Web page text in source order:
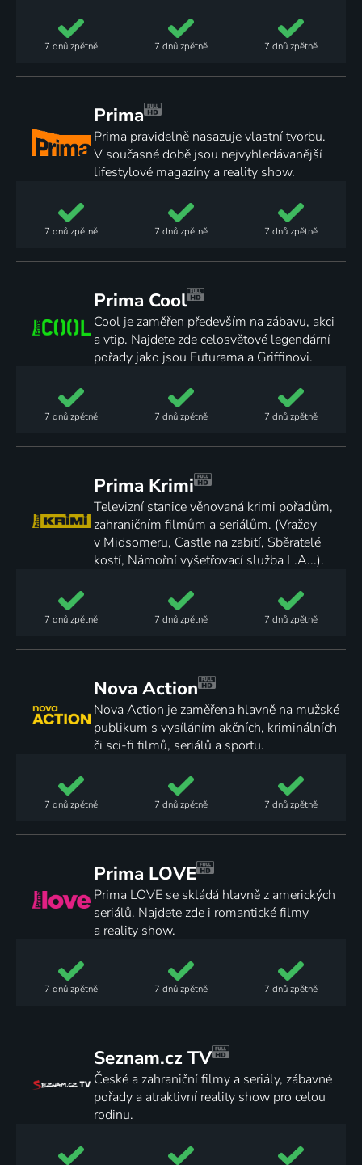
7 dnůzpětně 7 dnůzpětně 7 dnůzpětně
Prima
Prima pravidelně nasazuje vlastní tvorbu.
V současné době jsou nejvyhledávanější
lifestylové magazíny a reality show.
7 dnůzpětně 7 dnůzpětně 7 dnůzpětně
Prima Cool
Cool je zaměřen především na zábavu, akci
a vtip. Najdete zde celosvětové legendární
pořady jako jsou Futurama a Griffinovi.
7 dnůzpětně 7 dnůzpětně 7 dnůzpětně
Prima Krimi
Televizní stanice věnovaná krimi pořadům,
zahraničním filmům a seriálům. (Vraždy
v Midsomeru, Castle na zabití, Sběratelé
kostí, Námořní vyšetřovací služba L.A...).
7 dnůzpětně 7 dnůzpětně 7 dnůzpětně
Nova Action
Nova Action je zaměřena hlavně na mužské
publikum s vysíláním akčních, kriminálních
či sci-fi filmů, seriálů a sportu.
7 dnůzpětně 7 dnůzpětně 7 dnůzpětně
Prima LOVE
Prima LOVE se skládá hlavně z amerických
seriálů. Najdete zde i romantické filmy
a reality show.
7 dnůzpětně 7 dnůzpětně 7 dnůzpětně
Seznam.cz TV
České a zahraniční filmy a seriály, zábavné
pořady a atraktivní reality show pro celou
rodinu.